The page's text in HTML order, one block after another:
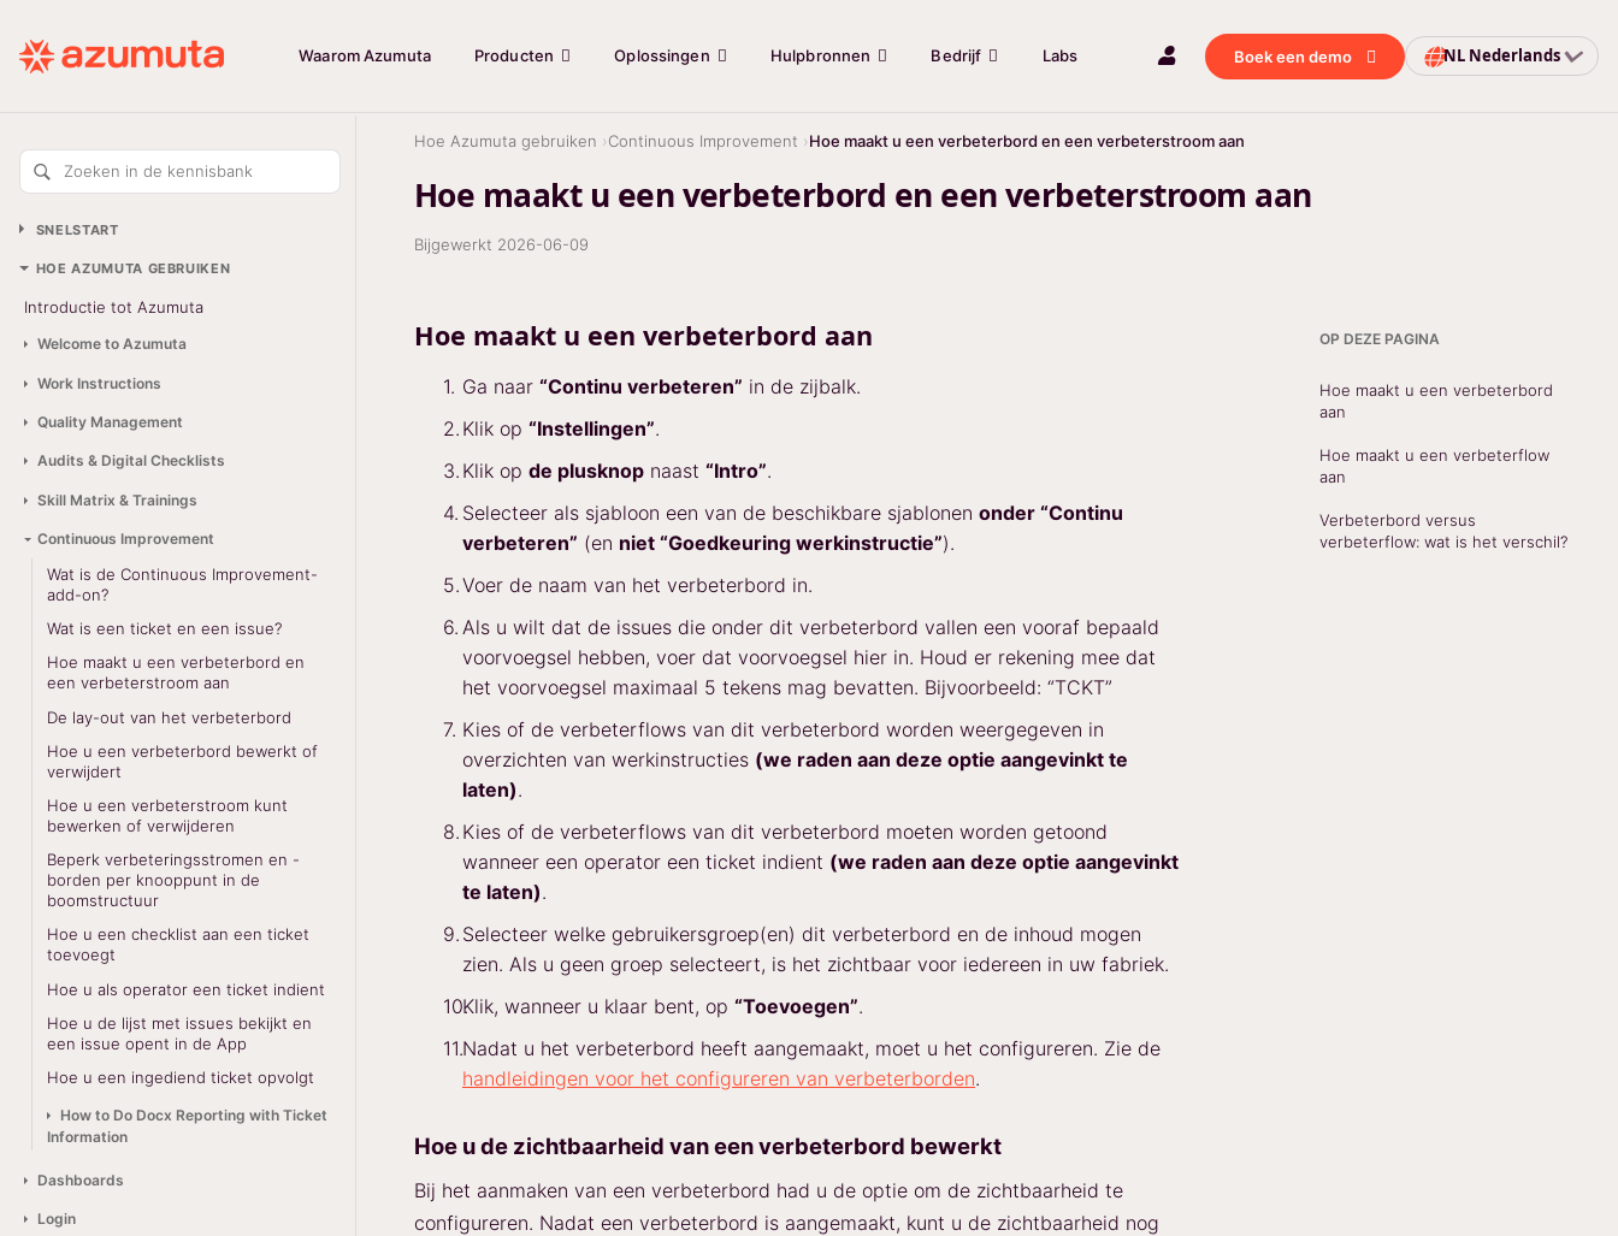
Waarom Azumuta Producten Oplossingen Hulpbronnen Bedrijf Labs Boek een demo NL Nederlands
Zoeken in de kennisbank
SNELSTART
HOE AZUMUTA GEBRUIKEN
Introductie tot Azumuta
Welcome to Azumuta
Work Instructions
Quality Management
Audits & Digital Checklists
Skill Matrix & Trainings
Continuous Improvement
Wat is de Continuous Improvement-
add-on?
Wat is een ticket en een issue?
Hoe maakt u een verbeterbord en
een verbeterstroom aan
De lay-out van het verbeterbord
Hoe u een verbeterbord bewerkt of
verwijdert
Hoe u een verbeterstroom kunt
bewerken of verwijderen
Beperk verbeteringsstromen en -
borden per knooppunt in de
boomstructuur
Hoe u een checklist aan een ticket
toevoegt
Hoe u als operator een ticket indient
Hoe u de lijst met issues bekijkt en
een issue opent in de App
Hoe u een ingediend ticket opvolgt
How to Do Docx Reporting with Ticket
Information
Dashboards
Login
Hoe Azumuta gebruiken Continuous Improvement Hoe maakt u een verbeterbord en een verbeterstroom aan
Hoe maakt u een verbeterbord en een verbeterstroom aan
Bijgewerkt 2026-06-09
Hoe maakt u een verbeterbord aan
Ga naar “Continu verbeteren” in de zijbalk.
Klik op “Instellingen”.
Klik op de plusknop naast “Intro”.
Selecteer als sjabloon een van de beschikbare sjablonen onder “Continu
verbeteren” (en niet “Goedkeuring werkinstructie”).
Voer de naam van het verbeterbord in.
Als u wilt dat de issues die onder dit verbeterbord vallen een vooraf bepaald
voorvoegsel hebben, voer dat voorvoegsel hier in. Houd er rekening mee dat
het voorvoegsel maximaal 5 tekens mag bevatten. Bijvoorbeeld: “TCKT”
Kies of de verbeterflows van dit verbeterbord worden weergegeven in
overzichten van werkinstructies (we raden aan deze optie aangevinkt te
laten).
Kies of de verbeterflows van dit verbeterbord moeten worden getoond
wanneer een operator een ticket indient (we raden aan deze optie aangevinkt
te laten).
Selecteer welke gebruikersgroep(en) dit verbeterbord en de inhoud mogen
zien. Als u geen groep selecteert, is het zichtbaar voor iedereen in uw fabriek.
Klik, wanneer u klaar bent, op “Toevoegen”.
Nadat u het verbeterbord heeft aangemaakt, moet u het configureren. Zie de
handleidingen voor het configureren van verbeterborden.
Hoe u de zichtbaarheid van een verbeterbord bewerkt
Bij het aanmaken van een verbeterbord had u de optie om de zichtbaarheid te
configureren. Nadat een verbeterbord is aangemaakt, kunt u de zichtbaarheid nog
OP DEZE PAGINA
Hoe maakt u een verbeterbord
aan
Hoe maakt u een verbeterflow
aan
Verbeterbord versus
verbeterflow: wat is het verschil?